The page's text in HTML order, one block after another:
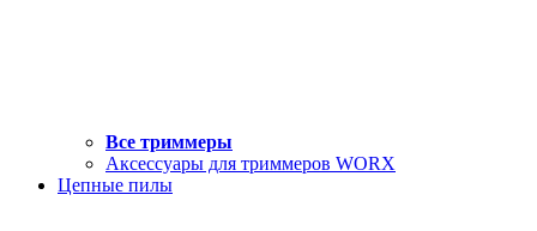
Все триммеры
Аксессуары для триммеров WORX
Цепные пилы